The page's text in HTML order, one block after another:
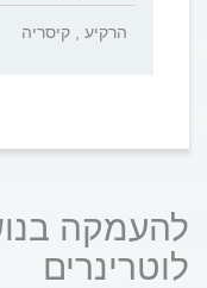
הרקיע , קיסריה
להעמקה
לוטרינרים